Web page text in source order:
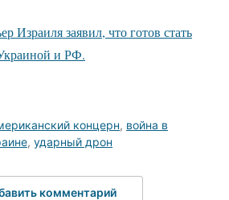
Израиля заявил, что готов стать
и РФ.
концерн, война в
, ударный дрон
комментарий